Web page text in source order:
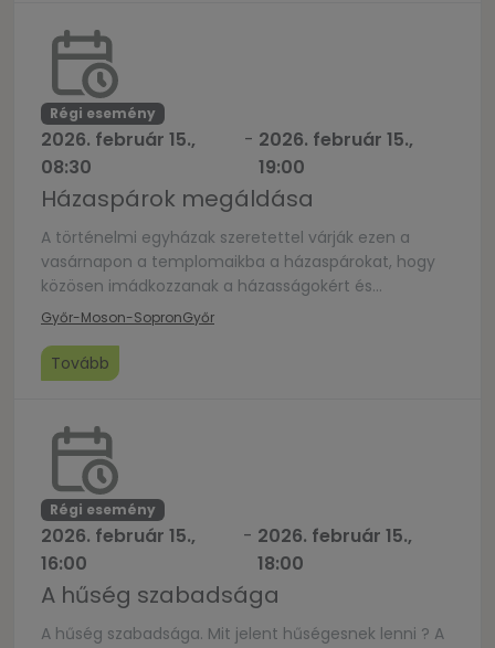
pusztán ezen eseménynél kérjük […]
Régi esemény
2026. február 15.,
08:30
- 2026. február 15.,
19:00
Házaspárok megáldása
A történelmi egyházak szeretettel várják ezen a
vasárnapon a templomaikba a házaspárokat, hogy
közösen imádkozzanak a házasságokért és
megerősítő áldást kérjenek közös utuk folytatására
Templom 08:30 és 17:00 Evangélikus Templom 09:00
Ménfői Nagyboldogasszony Templom 08:30 és
(Győrújbarát) 10:00
Győr-Moson-SopronGyőr
Tovább
Régi esemény
2026. február 15.,
16:00
- 2026. február 15.,
18:00
A hűség szabadsága
A hűség szabadsága. Mit jelent hűségesnek lenni ? A